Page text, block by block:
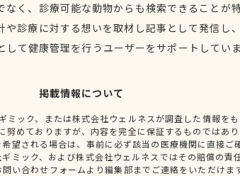
なく、診療可能な動物からも検索できることが
や診療に対する想いを取材し記事として発信し
して健康管理を行うユーザーをサポートしてい
掲載情報について
ミック、または株式会社ウェルネスが調査した情報を
努めておりますが、内容を完全に保証するものではあ
望される場合は、事前に必ず該当の医療機関に直接ご
ミック、および株式会社ウェルネスではその賠償の責
い合わせフォームより編集部までご連絡をいただけま